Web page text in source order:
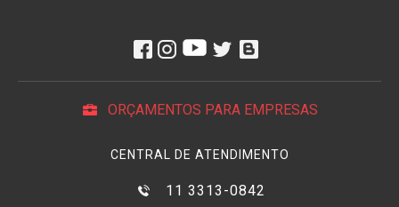
ORÇAMENTOS PARA EMPRESAS
CENTRAL DE ATENDIMENTO
11 3313-0842